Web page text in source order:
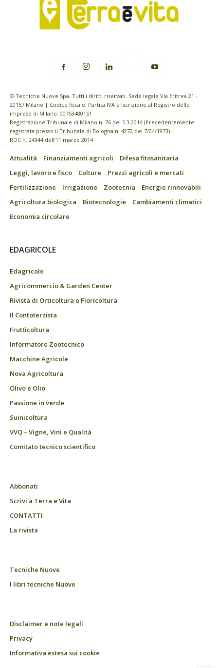
© Tecniche Nuove Spa. Tutti i diritti riservati. Sede legale Via Eritrea 21 -
20157 Milano | Codice fiscale, Partita IVA e Iscrizione al Registro delle
imprese di Milano: 00753480151
Registrazione Tribunale di Milano n. 76 del 5.3.2014 (Precedentemente
registrata presso il Tribunale di Bologna n. 4272 del 7/04/1973)
ROC n. 24344 dell’11 marzo 2014
Attualità Finanziamenti agricoli
Difesa fitosanitaria
Leggi, lavoro e fisco
Colture
Prezzi agricoli e mercati
Fertilizzazione
Irrigazione Zootecnia
Energie rinnovabili
Agricoltura biologica
Biotecnologie
Cambiamenti climatici
Economia circolare
EDAGRICOLE
Edagricole
Agricommercio & Garden Center
Rivista di Orticoltura e Floricoltura
Il Contoterzista
Frutticoltura
Informatore Zootecnico
Macchine Agricole
Nova Agricoltura
Olivo e Olio
Passione in verde
Suinicoltura
VVQ – Vigne, Vini e Qualità
Comitato tecnico scientifico
Abbonati
Scrivi a Terra e Vita
CONTATTI
La rivista
Tecniche Nuove
I libri tecniche Nuove
Disclaimer e note legali
Privacy
Informativa estesa sui cookie